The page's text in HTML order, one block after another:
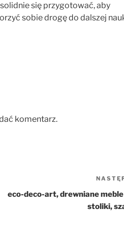
się przygotować, aby
sobie drogę do dalszej
komentarz.
eco-deco-art, drewniane
stoliki,